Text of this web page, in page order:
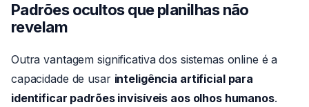
Padrões ocultos que planilhas não
revelam
Outra vantagem significativa dos sistemas online é a
capacidade de usar inteligência artificial para
identificar padrões invisíveis aos olhos humanos.